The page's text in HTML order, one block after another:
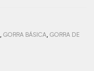
, GORRA BÁSICA, GORRA DE